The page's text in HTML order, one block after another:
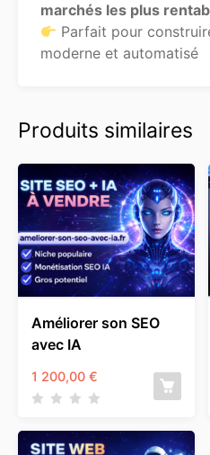
marchés les plus
Parfait pour
moderne et automatisé
Produits similaires
Améliorer son SEO
avec IA
1 200,00 €